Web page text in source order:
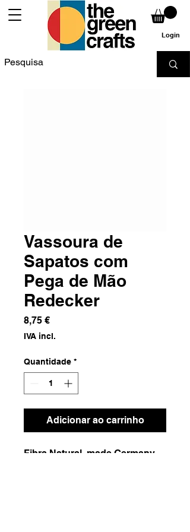
Login
Vassoura de
Sapatos com
Pega de Mão
Redecker
8,75 €Preço
IVA incl.
Quantidade *
Adicionar ao carrinho
Fibra Natural, made Germany